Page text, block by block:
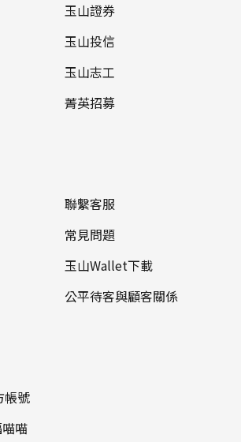
玉山證券
玉山投信
玉山志工
菁英招募
聯繫客服
常見問題
玉山Wallet下載
公平待客與顧客關係
帳號
喵